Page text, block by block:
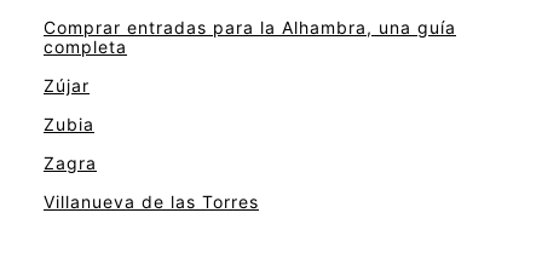
Comprar entradas para la Alhambra, una guía
completa
Zújar
Zubia
Zagra
Villanueva de las Torres